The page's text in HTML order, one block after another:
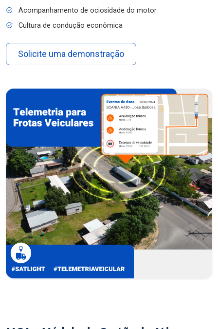
Acompanhamento de ociosidade do motor
Cultura de condução econômica
Solicite uma demonstração